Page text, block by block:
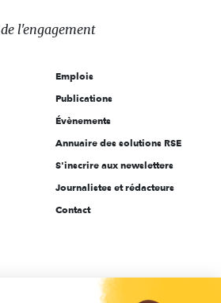
de l'engagement
Emplois
Publications
Évènements
Annuaire des solutions RSE
S'inscrire aux newsletters
Journalistes et rédacteurs
Contact